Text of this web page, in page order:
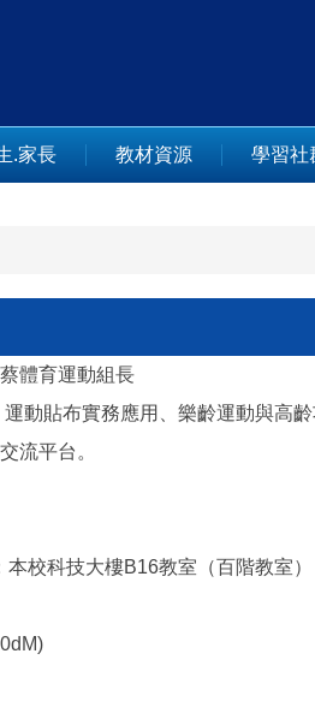
.家長 教材資源 學習社
蔡體育運動組長
動貼布實務應用、樂齡運動與高
流平台。
校科技大樓B16教室（百階教室）